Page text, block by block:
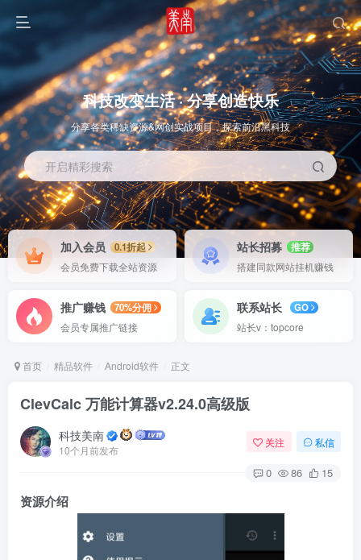
OS教程 SOFT教程
科技改变生活 · 分享创造快乐
分享各类稀缺资源&网创实战项目，探索前沿黑科技
开启精彩搜索
加入会员
0.1折起
会员免费下载全站资源
站长招募
推荐
搭建同款网站挂机赚钱
推广赚钱
70%分佣
会员专属推广链接
联系站长
GO
站长v：topcore
首页 精品软件 Android软件 正文
ClevCalc 万能计算器v2.24.0高级版
科技美南
10个月前发布
关注 私信
0 86 15
资源介绍